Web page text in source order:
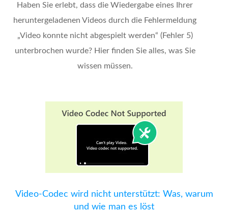
Haben Sie erlebt, dass die Wiedergabe eines Ihrer
heruntergeladenen Videos durch die Fehlermeldung
„Video konnte nicht abgespielt werden“ (Fehler 5)
unterbrochen wurde? Hier finden Sie alles, was Sie
wissen müssen.
Video-Codec wird nicht unterstützt: Was, warum
und wie man es löst